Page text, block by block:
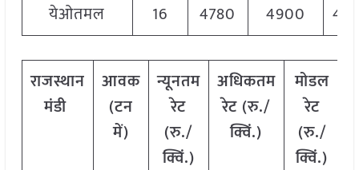
येओतमल
16 4780 4900
राजस्थान
मंडी
आवक
(टन
में)
न्यूनतम
रेट
(रु./
क्विं.)
अधिकतम
रेट (रु./
क्विं.)
मोडल
रेट
(रु./
क्विं.)